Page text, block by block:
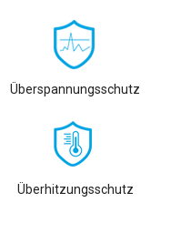
Überspannungsschutz
Überhitzungsschutz